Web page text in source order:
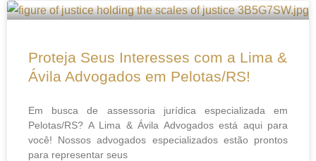
Proteja Seus Interesses com a Lima &
Ávila Advogados em Pelotas/RS!
Em busca de assessoria jurídica especializada em
Pelotas/RS? A Lima & Ávila Advogados está aqui para
você! Nossos advogados especializados estão prontos
para representar seus